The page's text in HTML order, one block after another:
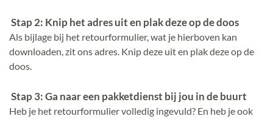
Stap 2: Knip het adres uit en plak deze op de doos
Als bijlage bij het retourformulier, wat je hierboven kan
downloaden, zit ons adres. Knip deze uit en plak deze op de
doos.
Stap 3: Ga naar een pakketdienst bij jou in de buurt
Heb je het retourformulier volledig ingevuld? En heb je ook